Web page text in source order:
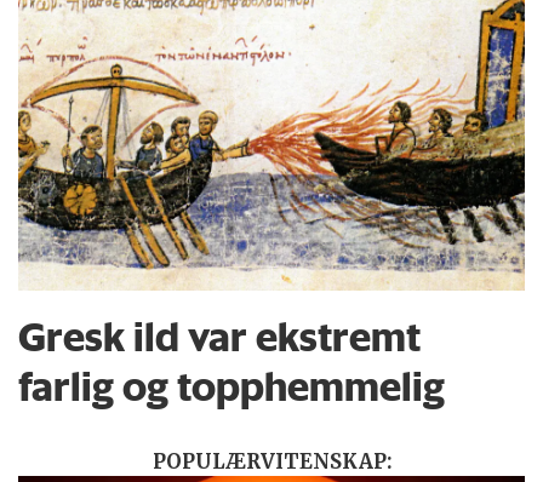
Gresk ild var ekstremt
farlig og topphemmelig
POPULÆRVITENSKAP: